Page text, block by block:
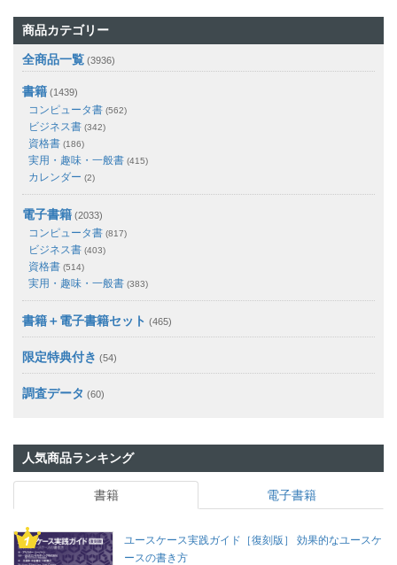
商品カテゴリー
全商品一覧 (3936)
書籍 (1439)
コンピュータ書 (562)
ビジネス書 (342)
資格書 (186)
実用・趣味・一般書 (415)
カレンダー (2)
電子書籍 (2033)
コンピュータ書 (817)
ビジネス書 (403)
資格書 (514)
実用・趣味・一般書 (383)
書籍＋電子書籍セット (465)
限定特典付き (54)
調査データ (60)
人気商品ランキング
書籍 電子書籍
ユースケース実践ガイド［復刻版］ 効果的なユースケ
ースの書き方